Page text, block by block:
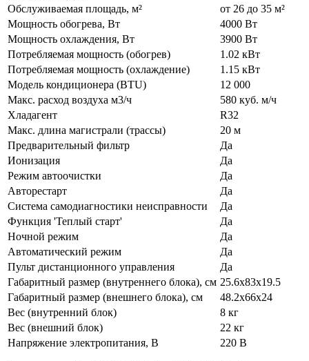
Обслуживаемая площадь, м²
от 26 до 35 м²
Мощность обогрева, Вт
4000 Вт
Мощность охлаждения, Вт
3900 Вт
Потребляемая мощность (обогрев)
1.02 кВт
Потребляемая мощность (охлаждение)
1.15 кВт
Модель кондиционера (BTU)
12 000
Макс. расход воздуха м3/ч
580 куб. м/ч
Хладагент
R32
Макс. длина магистрали (трассы)
20 м
Предварительный фильтр
Да
Ионизация
Да
Режим автоочистки
Да
Авторестарт
Да
Система самодиагностики неисправности
Да
Функция 'Теплый старт'
Да
Ночной режим
Да
Автоматический режим
Да
Пульт дистанционного управления
Да
Габаритный размер (внутреннего блока), см 25.6x83x19.5
Габаритный размер (внешнего блока), см
48.2x66x24
Вес (внутренний блок)
8 кг
Вес (внешний блок)
22 кг
Напряжение электропитания, В
220 В